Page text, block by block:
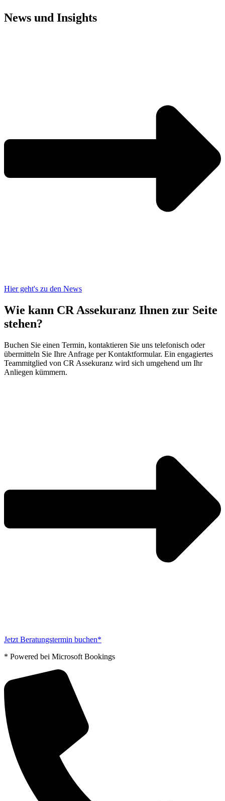
News und Insights
Hier geht's zu den News
Wie kann CR Assekuranz Ihnen zur Seite
stehen?
Buchen Sie einen Termin, kontaktieren Sie uns telefonisch oder
übermitteln Sie Ihre Anfrage per Kontaktformular. Ein engagiertes
Teammitglied von CR Assekuranz wird sich umgehend um Ihr
Anliegen kümmern.
Jetzt Beratungstermin buchen*
* Powered bei Microsoft Bookings